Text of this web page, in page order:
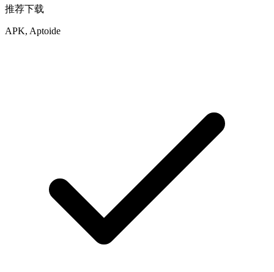
推荐下载
APK, Aptoide